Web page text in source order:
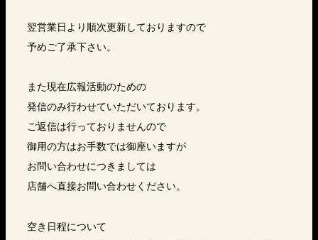
翌営業日より順次更新しておりますので
予めご了承下さい。
また現在広報活動のための
発信のみ行わせていただいております。
ご返信は行っておりませんので
御用の方はお手数では御座いますが
お問い合わせにつきましては
店舗へ直接お問い合わせください。
空き日程について